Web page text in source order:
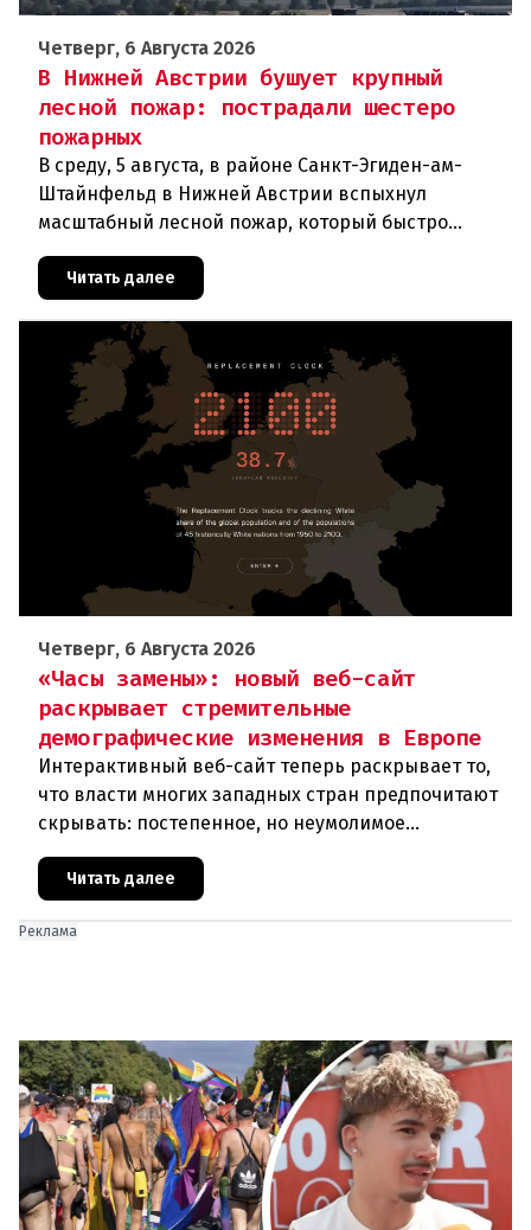
Четверг, 6 Августа 2026
В Нижней Австрии бушует крупный
лесной пожар: пострадали шестеро
пожарных
В среду, 5 августа, в районе Санкт-Эгиден-ам-
Штайнфельд в Нижней Австрии вспыхнул
масштабный лесной пожар, который быстро
В ходе тушения пострадали шесте
Читать далее
Четверг, 6 Августа 2026
«Часы замены»: новый веб-сайт
раскрывает стремительные
демографические изменения в Европе
Интерактивный веб-сайт теперь раскрывает то,
что власти многих западных стран предпочитают
скрывать: постепенное, но неумолимое
сокращение численности населения
европейского происхождения. «Часы замен
Читать далее
Реклама